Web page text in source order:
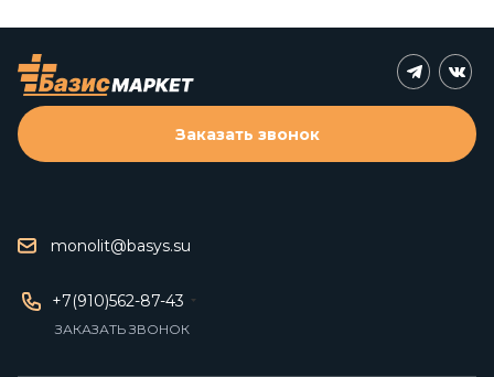
monolit@basys.su
+7(910)562-87-43
ЗАКАЗАТЬ ЗВОНОК
Заказать звонок